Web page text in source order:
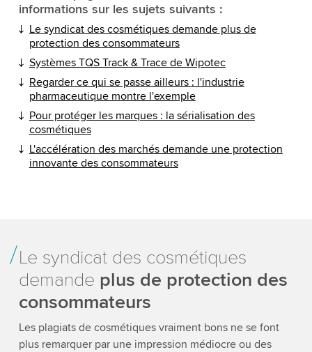
informations sur les sujets suivants :
Le syndicat des cosmétiques demande plus de
protection des consommateurs
Systèmes TQS Track & Trace de Wipotec
Regarder ce qui se passe ailleurs : l'industrie
pharmaceutique montre l'exemple
Pour protéger les marques : la sérialisation des
cosmétiques
L'accélération des marchés demande une protection
innovante des consommateurs
Le syndicat des cosmétiques
demande plus de protection des
consommateurs
Les plagiats de cosmétiques vraiment bons ne se font
plus remarquer par une impression médiocre ou des